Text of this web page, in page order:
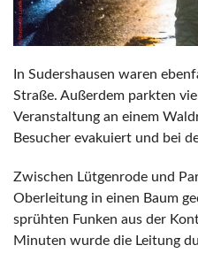
In Sudershausen waren
Straße. Außerdem parkten
Veranstaltung an einem
Besucher evakuiert und bei
Zwischen Lütgenrode und
Oberleitung in einen Baum
sprühten Funken aus der
Minuten wurde die Leitung